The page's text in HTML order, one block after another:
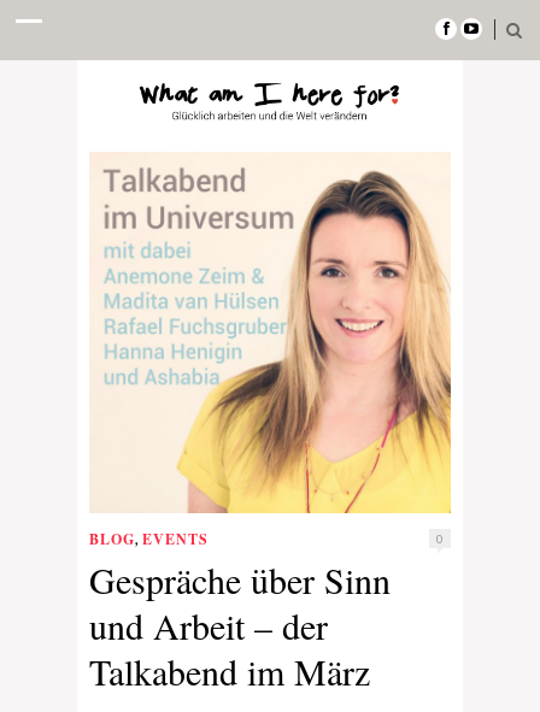
BLOG, EVENTS 0
Gespräche über Sinn
und Arbeit – der
Talkabend im März